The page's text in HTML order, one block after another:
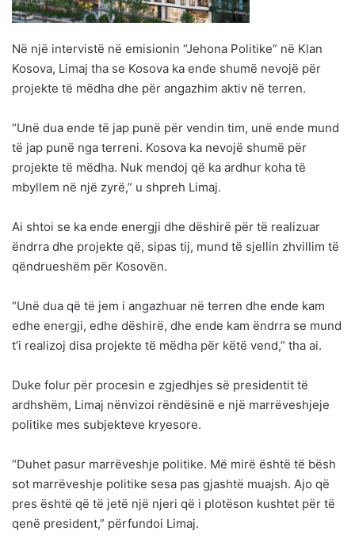
Në një intervistë në emisionin “Jehona Politike” në Klan
Kosova, Limaj tha se Kosova ka ende shumë nevojë për
projekte të mëdha dhe për angazhim aktiv në terren.
“Unë dua ende të jap punë për vendin tim, unë ende mund
të jap punë nga terreni. Kosova ka nevojë shumë për
projekte të mëdha. Nuk mendoj që ka ardhur koha të
mbyllem në një zyrë,” u shpreh Limaj.
Ai shtoi se ka ende energji dhe dëshirë për të realizuar
ëndrra dhe projekte që, sipas tij, mund të sjellin zhvillim të
qëndrueshëm për Kosovën.
“Unë dua që të jem i angazhuar në terren dhe ende kam
edhe energji, edhe dëshirë, dhe ende kam ëndrra se mund
t’i realizoj disa projekte të mëdha për këtë vend,” tha ai.
Duke folur për procesin e zgjedhjes së presidentit të
ardhshëm, Limaj nënvizoi rëndësinë e një marrëveshjeje
politike mes subjekteve kryesore.
“Duhet pasur marrëveshje politike. Më mirë është të bësh
sot marrëveshje politike sesa pas gjashtë muajsh. Ajo që
pres është që të jetë një njeri që i plotëson kushtet për të
qenë president,” përfundoi Limaj.